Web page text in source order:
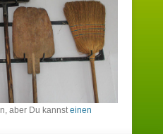
aber Du kannsteinen